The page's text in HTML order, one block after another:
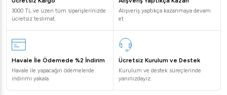
Sıkça Sorulan Sorular
Rational iCombi Classic fırın, kolay temizlik için
tasarlanmıştır. İç yüzeyler, temizlik işlemleri sırasında zarar
görmeyecek yapıdadır ve güvenle kullanılabilir.
3000 TL ve üzeri tüm siparişlerinizde
ücretsiz teslimat.
Alışveriş yaptıkça kazanmaya devam
et
Havale İle Ödemede %2 İndirim
Havale ile yapacağın ödemelerde
indirimi yakala
Ücretsiz Kurulum ve Destek
Kurulum ve destek süreçlerinde
yanınızdayız.